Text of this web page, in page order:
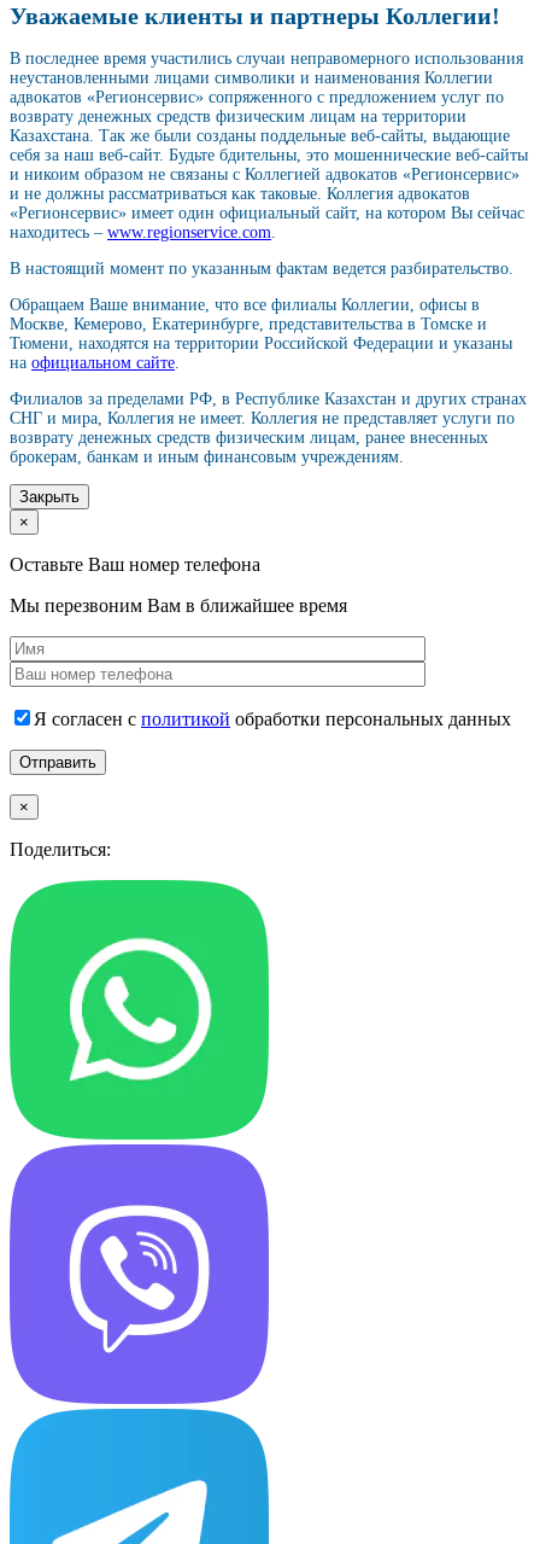
Уважаемые клиенты и партнеры Коллегии!
В последнее время участились случаи неправомерного использования
неустановленными лицами символики и наименования Коллегии
адвокатов «Регионсервис» сопряженного с предложением услуг по
возврату денежных средств физическим лицам на территории
Казахстана. Так же были созданы поддельные веб-сайты, выдающие
себя за наш веб-сайт. Будьте бдительны, это мошеннические веб-сайты
и никоим образом не связаны с Коллегией адвокатов «Регионсервис»
и не должны рассматриваться как таковые. Коллегия адвокатов
«Регионсервис» имеет один официальный сайт, на котором Вы сейчас
находитесь – www.regionservice.com
В настоящий момент по указанным фактам ведется разбирательство.
Обращаем Ваше внимание, что все филиалы Коллегии, офисы в
Москве, Кемерово, Екатеринбурге, представительства в Томске и
Тюмени, находятся на территории Российской Федерации и указаны
на официальном сайте
Филиалов за пределами РФ, в Республике Казахстан и других странах
СНГ и мира, Коллегия не имеет. Коллегия не представляет услуги по
возврату денежных средств физическим лицам, ранее внесенных
брокерам, банкам и иным финансовым учреждениям.
Закрыть
×
Оставьте Ваш номер телефона
Мы перезвоним Вам в ближайшее время
Я согласен с политикой обработки персональных данных
×
Поделиться: